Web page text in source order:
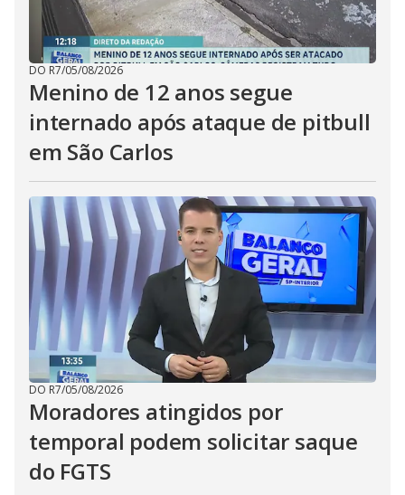
DO R7/05/08/2026
Menino de 12 anos segue
internado após ataque de pitbull
em São Carlos
DO R7/05/08/2026
Moradores atingidos por
temporal podem solicitar saque
do FGTS